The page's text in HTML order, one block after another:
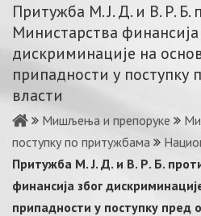
Притужба М. Ј. Д. и В. Р. Б.
Министарства финансија
дискриминације на
припадности у поступку
власти
Мишљења и препоруке
поступку по притужбама
Притужба М. Ј. Д. и В. Р. Б.
финансија због
припадности у поступку пред